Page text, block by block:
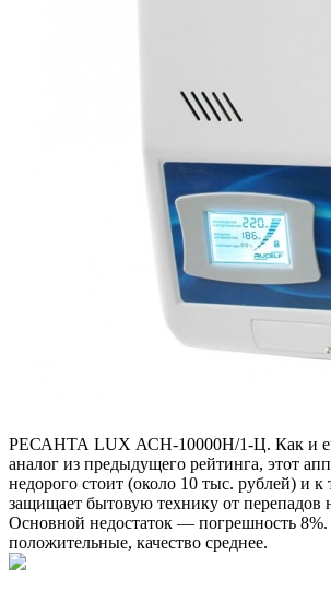
РЕСАНТА LUX АСН-10000Н/1-Ц. Как и
аналог из предыдущего рейтинга, этот
недорого стоит (около 10 тыс. рублей) и
защищает бытовую технику от перепадов
Основной недостаток — погрешность
положительные, качество среднее.